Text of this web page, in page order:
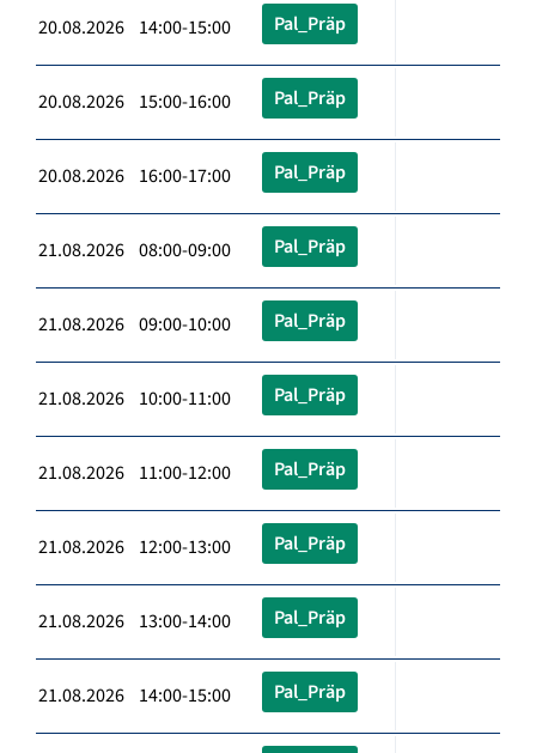
20.08.2026 14:00-15:00 Pal_Präp
20.08.2026 15:00-16:00 Pal_Präp
20.08.2026 16:00-17:00 Pal_Präp
21.08.2026 08:00-09:00 Pal_Präp
21.08.2026 09:00-10:00 Pal_Präp
21.08.2026 10:00-11:00 Pal_Präp
21.08.2026 11:00-12:00 Pal_Präp
21.08.2026 12:00-13:00 Pal_Präp
21.08.2026 13:00-14:00 Pal_Präp
21.08.2026 14:00-15:00 Pal_Präp